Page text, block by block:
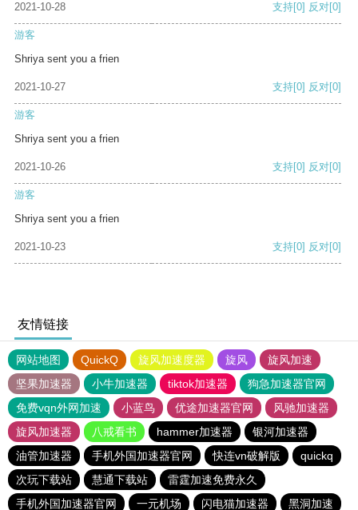
2021-10-28 支持[0] 反对[0]
游客
Shriya sent you a frien
2021-10-27 支持[0] 反对[0]
游客
Shriya sent you a frien
2021-10-26 支持[0] 反对[0]
游客
Shriya sent you a frien
2021-10-23 支持[0] 反对[0]
友情链接
网站地图 QuickQ 旋风加速度器 旋风
旋风加速
坚果加速器
小牛加速器 tiktok加速器
狗急加速器官网
免费vqn外网加速
小蓝鸟 优途加速器官网
风驰加速器
旋风加速器
八戒看书 hammer加速器
银河加速器
油管加速器
手机外国加速器官网 快连vn破解版
quickq
次玩下载站
慧通下载站
雷霆加速免费永久
手机外国加速器官网
一元机场 闪电猫加速器 黑洞加速